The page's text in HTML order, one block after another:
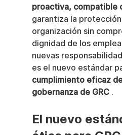
proactiva, compatible
garantiza la
organización sin
dignidad de los
nuevas
es el nuevo estándar
cumplimiento eficaz
gobernanza de GRC .
El nuevo